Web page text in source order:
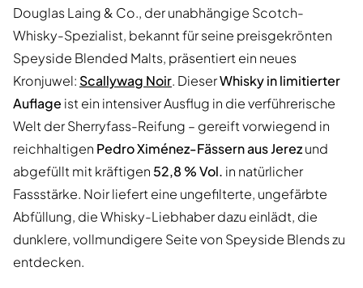
Douglas Laing & Co., der unabhängige Scotch-
Whisky-Spezialist, bekannt für seine preisgekrönten
Speyside Blended Malts, präsentiert ein neues
Kronjuwel: Scallywag Noir. DieserWhisky in limitierter
Auflage ist ein intensiver Ausflug in die verführerische
Welt der Sherryfass-Reifung – gereift vorwiegend in
reichhaltigen Pedro Ximénez-Fässern aus Jerezund
abgefüllt mit kräftigen 52,8 % Vol. in natürlicher
Fassstärke. Noir liefert eine ungefilterte, ungefärbte
Abfüllung, die Whisky-Liebhaber dazu einlädt, die
dunklere, vollmundigere Seite von Speyside Blends zu
entdecken.